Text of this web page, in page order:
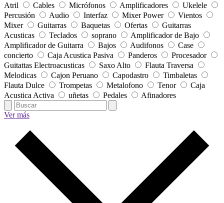
Atril
Cables Micrófonos Amplificadores
Ukelele
Percusión
Audio Interfaz Mixer Power
Vientos
Mixer
Guitarras Baquetas Ofertas
Guitarras
Acusticas
Teclados soprano
Amplificador de Bajo
Amplificador de Guitarra
Bajos Audifonos
Case
concierto
Caja Acustica Pasiva Panderos
Procesador
Guitattas Electroacusticas
Saxo Alto
Flauta Traversa
Melodicas
Cajon Peruano Capodastro
Timbaletas
Flauta Dulce
Trompetas Metalofono Tenor
Caja
Acustica Activa
uñetas Pedales Afinadores
Ver más